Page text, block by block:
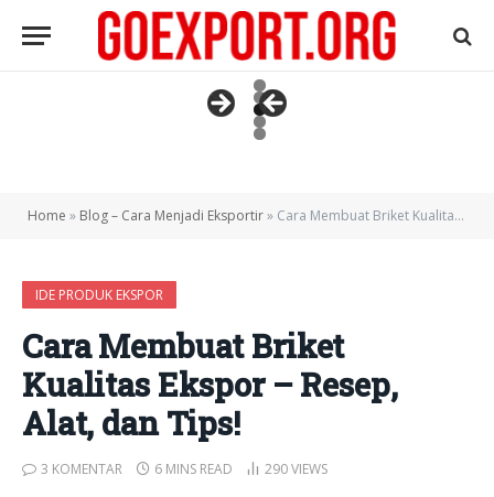
Home » Blog – Cara Menjadi Eksportir» Cara Membuat Briket Kualitas Ekspor – Resep, Alat, dan Tips!
IDE PRODUK EKSPOR
Cara Membuat Briket
Kualitas Ekspor – Resep,
Alat, dan Tips!
3 KOMENTAR 6 MINS READ 290VIEWS